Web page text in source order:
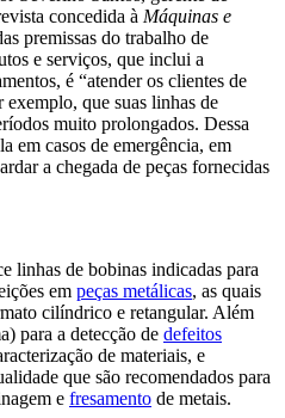
concedida à Máquinas e
premissas do trabalho de
e serviços, que inclui a
é “atender os clientes de
que suas linhas de
muito prolongados. Dessa
em casos de emergência, em
a chegada de peças fornecidas
linhas de bobinas indicadas para
em peças metálicas, as quais
cilíndrico e retangular. Além
para a detecção de defeitos
de materiais, e
que são recomendados para
e fresamento de metais.